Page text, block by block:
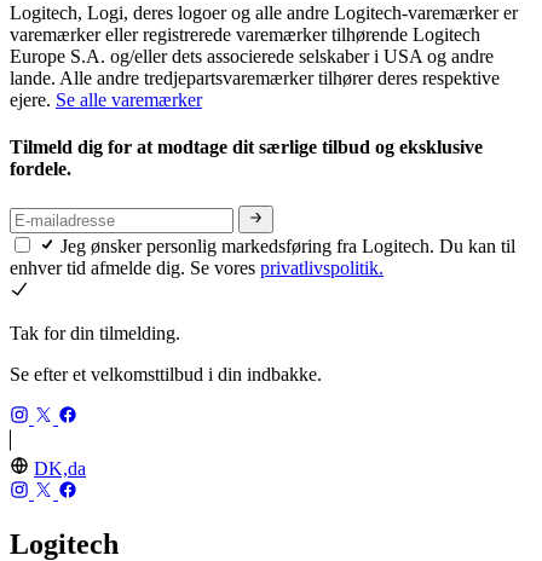
Logitech, Logi, deres logoer og alle andre Logitech-varemærker er
varemærker eller registrerede varemærker tilhørende Logitech
Europe S.A. og/eller dets associerede selskaber i USA og andre
lande. Alle andre tredjepartsvaremærker tilhører deres respektive
ejere. Se alle varemærker
Tilmeld dig for at modtage dit særlige tilbud og eksklusive
fordele.
Jeg ønsker personlig markedsføring fra Logitech. Du kan til
enhver tid afmelde dig. Se vores privatlivspolitik.
Tak for din tilmelding.
Se efter et velkomsttilbud i din indbakke.
DK,da
Logitech